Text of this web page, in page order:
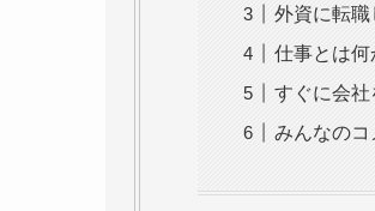
外資に転職
仕事とは何
すぐに会
みんなのコ